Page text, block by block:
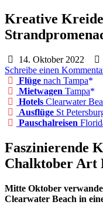
Kreative
14. Oktober 2022
Schreibe einen
Flüge nach Tampa
Mietwagen Tampa
Hotels Clearwater
Ausflüge St
Pauschalreisen
Faszinierende
Chalktober Art
Mitte Oktober
Clearwater Beach in